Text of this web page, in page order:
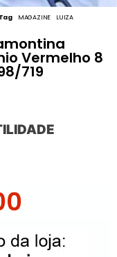
Tag MAGAZINE LUIZA
Vermelho 8
719